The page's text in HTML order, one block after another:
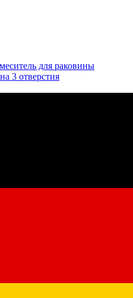
для раковины
3 отверстия